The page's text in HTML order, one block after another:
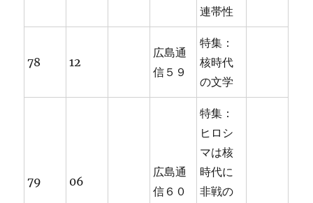
連帯性
78 12
広島通
信５９
特集：
核時代
の文学
79 06
広島通
信６０
特集：
ヒロシ
マは核
時代に
非戦の